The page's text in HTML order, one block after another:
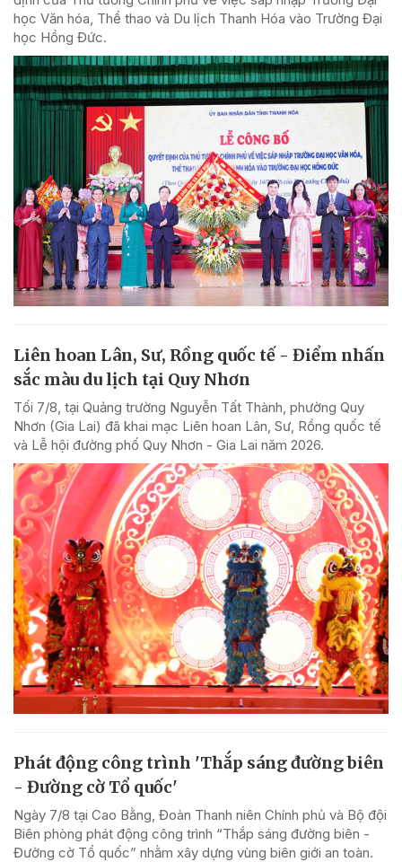
học Văn hóa, Thể thao và Du lịch Thanh Hóa vào Trường Đại
học Hồng Đức.
Liên hoan Lân, Sư, Rồng quốc tế - Điểm nhấn
sắc màu du lịch tại Quy Nhơn
Tối 7/8, tại Quảng trường Nguyễn Tất Thành, phường Quy
Nhơn (Gia Lai) đã khai mạc Liên hoan Lân, Sư, Rồng quốc tế
và Lễ hội đường phố Quy Nhơn - Gia Lai năm 2026.
Phát động công trình 'Thắp sáng đường biên
- Đường cờ Tổ quốc'
Ngày 7/8 tại Cao Bằng, Đoàn Thanh niên Chính phủ và Bộ đội
Biên phòng phát động công trình “Thắp sáng đường biên -
Đường cờ Tổ quốc” nhằm xây dựng vùng biên giới an toàn.